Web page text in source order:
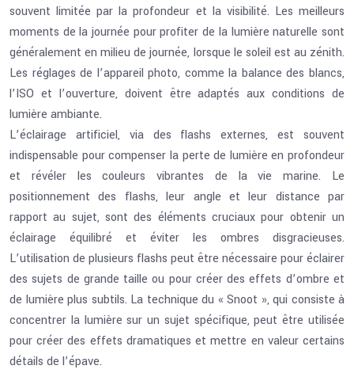
souvent limitée par la profondeur et la visibilité. Les meilleurs
moments de la journée pour profiter de la lumière naturelle sont
généralement en milieu de journée, lorsque le soleil est au zénith.
Les réglages de l’appareil photo, comme la balance des blancs,
l’ISO et l’ouverture, doivent être adaptés aux conditions de
lumière ambiante.
L’éclairage artificiel, via des flashs externes, est souvent
indispensable pour compenser la perte de lumière en profondeur
et révéler les couleurs vibrantes de la vie marine. Le
positionnement des flashs, leur angle et leur distance par
rapport au sujet, sont des éléments cruciaux pour obtenir un
éclairage équilibré et éviter les ombres disgracieuses.
L’utilisation de plusieurs flashs peut être nécessaire pour éclairer
des sujets de grande taille ou pour créer des effets d’ombre et
de lumière plus subtils. La technique du « Snoot », qui consiste à
concentrer la lumière sur un sujet spécifique, peut être utilisée
pour créer des effets dramatiques et mettre en valeur certains
détails de l’épave.